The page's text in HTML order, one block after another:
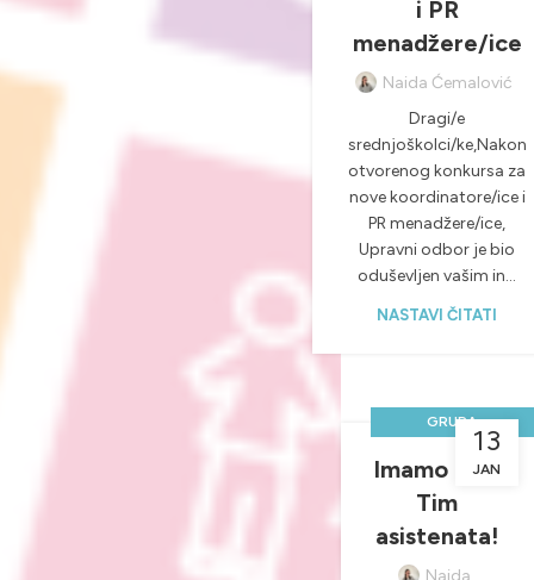
i PR
menadžere/ice
Naida Ćemalović
Dragi/e
srednjoškolci/ke,Nakon
otvorenog konkursa za
nove koordinatore/ice i
PR menadžere/ice,
Upravni odbor je bio
oduševljen vašim in...
NASTAVI ČITATI
13
JAN
GRUPA
VOLONTERA
NOVOSTI &
PROJEKTI
Imamo novi
Tim
asistenata!